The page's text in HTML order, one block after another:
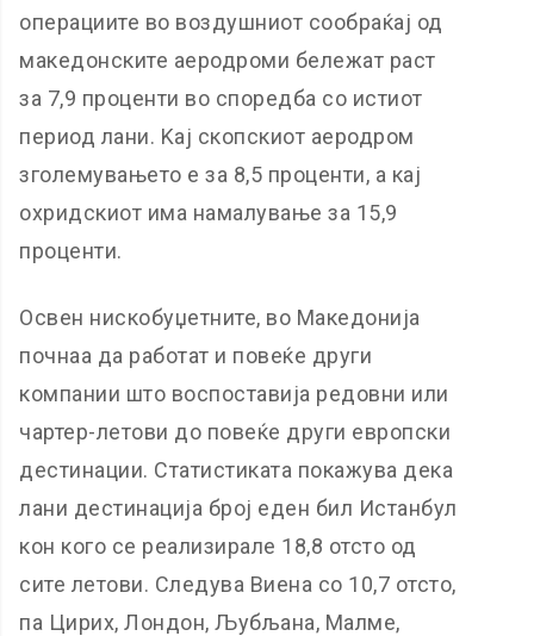
операциите во воздушниот сообраќај од
македонските аеродроми бележат раст
за 7,9 проценти во споредба со истиот
период лани. Kај скопскиот аеродром
зголемувањето е за 8,5 проценти, а кај
охридскиот има намалување за 15,9
проценти.
Освен нискобуџетните, во Македонија
почнаа да работат и повеќе други
компании што воспоставија редовни или
чартер-летови до повеќе други европски
дестинации. Статистиката покажува дека
лани дестинација број еден бил Истанбул
кон кого се реализирале 18,8 отсто од
сите летови. Следува Виена со 10,7 отсто,
па Цирих, Лондон, Љубљана, Малме,